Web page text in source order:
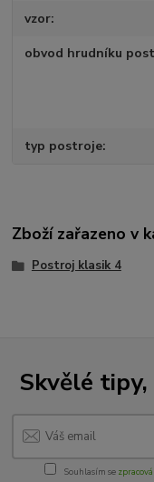
vzor
obvod hrudníku
typ postroje
Zboží zařazeno v
Postroj klasik 4
Skvělé
Souhlasím se